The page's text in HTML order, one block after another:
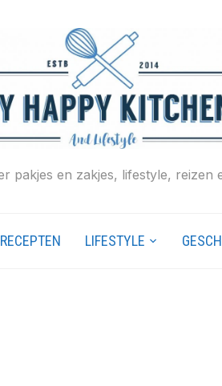
pakjes en zakjes, lifestyle, reizen
RECEPTEN LIFESTYLE